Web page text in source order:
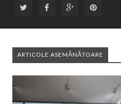
ARTICOLE ASEMĂNĂTOARE